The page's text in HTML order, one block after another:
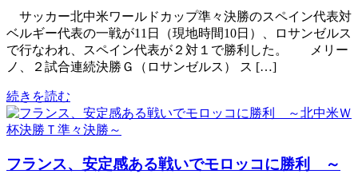
サッカー北中米ワールドカップ準々決勝のスペイン代表対
ベルギー代表の一戦が11日（現地時間10日）、ロサンゼルス
で行なわれ、スペイン代表が２対１で勝利した。 メリー
ノ、２試合連続決勝Ｇ（ロサンゼルス） ス […]
続きを読む
フランス、安定感ある戦いでモロッコに勝利 ～